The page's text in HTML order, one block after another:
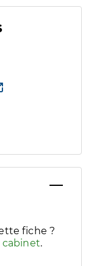
besoins
fiche ?
cabinet.